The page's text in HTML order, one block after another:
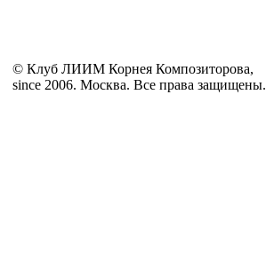
© Клуб ЛИИМ Корнея Композиторова,
since 2006. Москва. Все права защищены.